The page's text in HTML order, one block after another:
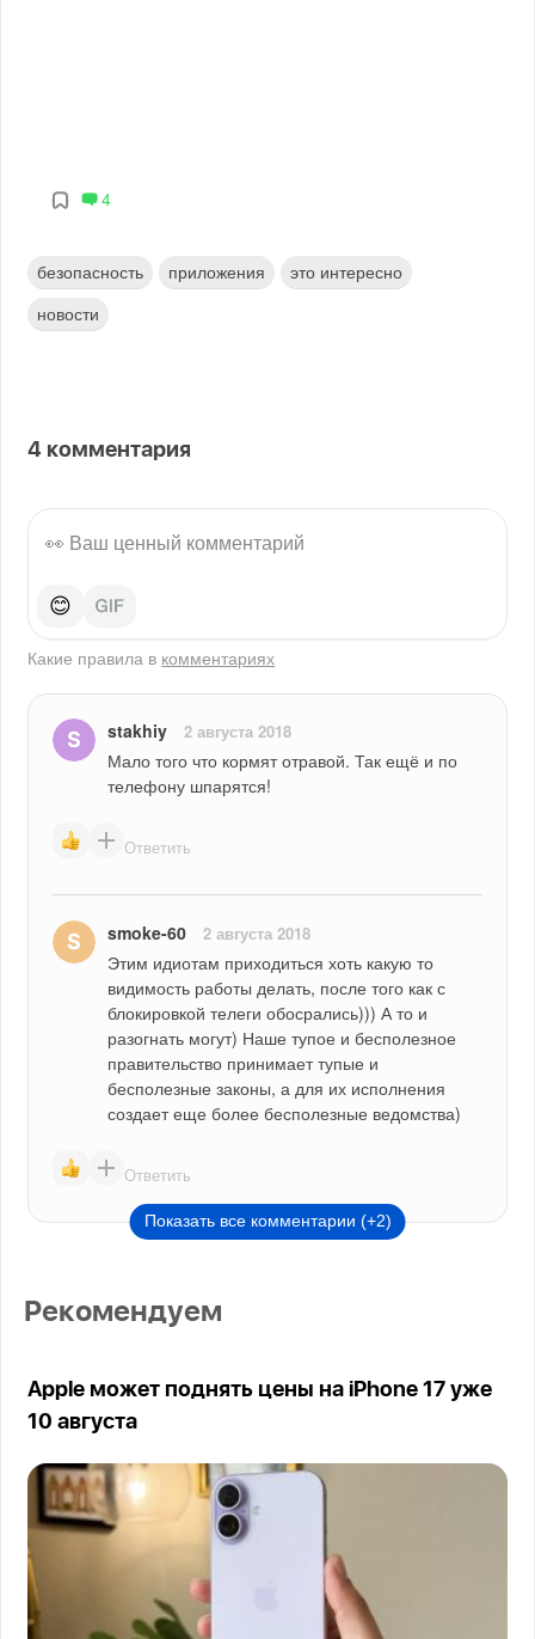
4
безопасность приложения
это интересно
новости
4 комментария
😊
Какие правила в комментариях
stakhiy 2 августа 2018
Мало того что кормят отравой. Так ещё и по
телефону шпарятся!
Ответить
smoke-60 2 августа 2018
Этим идиотам приходиться хоть какую то
видимость работы делать, после того как с
блокировкой телеги обосрались))) А то и
разогнать могут) Наше тупое и бесполезное
правительство принимает тупые и
бесполезные законы, а для их исполнения
создает еще более бесполезные ведомства)
Ответить
Показать все комментарии (+2)
Рекомендуем
Apple может поднять цены на iPhone 17 уже
10 августа